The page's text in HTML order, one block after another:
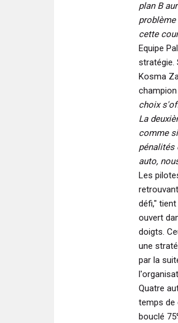
plan B
cette
Equipe
stratégie.
Kosma
champion
choix
La
comme
pénalités
auto,
Les
défi," tient
ouvert
doigts.
une
par la
Quatre
temps de
bouclé